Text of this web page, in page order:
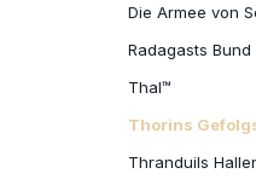
Die Armee von
Radagasts Bund
Thal™
Thorins
Thranduils